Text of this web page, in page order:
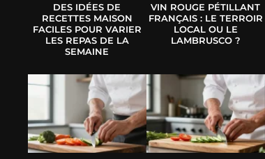
DES IDÉES DE
RECETTES MAISON
FACILES POUR VARIER
LES REPAS DE LA
SEMAINE
VIN ROUGE PÉTILLANT
FRANÇAIS : LE TERROIR
LOCAL OU LE
LAMBRUSCO ?